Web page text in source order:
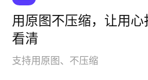
用原图不压缩，让用
看清
支持用原图、不压缩